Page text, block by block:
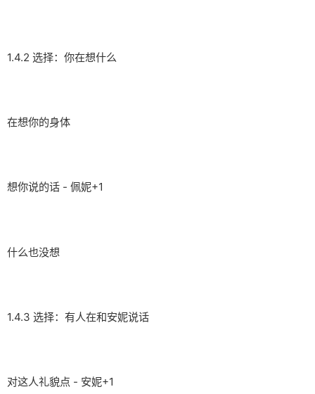
1.4.2 选择：你在想什么
在想你的身体
想你说的话 - 佩妮+1
什么也没想
1.4.3 选择：有人在和安妮说话
对这人礼貌点 - 安妮+1